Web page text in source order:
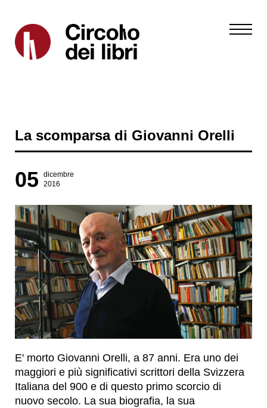
La scomparsa di Giovanni Orelli
05
dicembre
2016
E' morto Giovanni Orelli, a 87 anni. Era uno dei
maggiori e più significativi scrittori della Svizzera
Italiana del 900 e di questo primo scorcio di
nuovo secolo. La sua biografia, la sua